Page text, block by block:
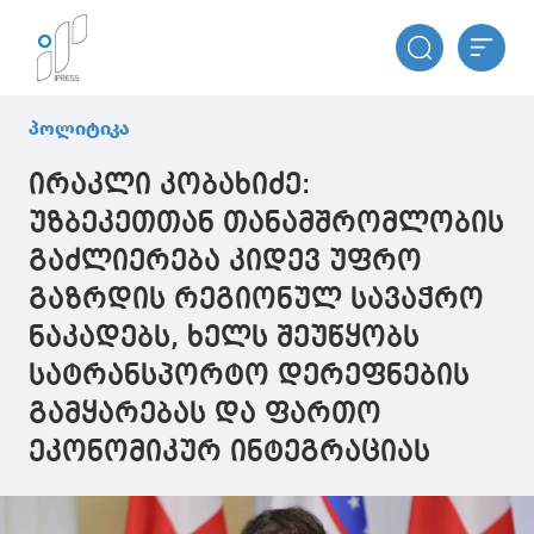
პოლიტიკა
ირაკლი კობახიძე:
უზბეკეთთან თანამშრომლობის
გაძლიერება კიდევ უფრო
გაზრდის რეგიონულ სავაჭრო
ნაკადებს, ხელს შეუწყობს
სატრანსპორტო დერეფნების
გამყარებას და ფართო
ეკონომიკურ ინტეგრაციას